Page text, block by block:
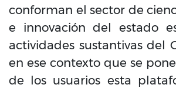
conforman el sector de
e innovación del estado
actividades sustantivas del
en ese contexto que se
de los usuarios esta